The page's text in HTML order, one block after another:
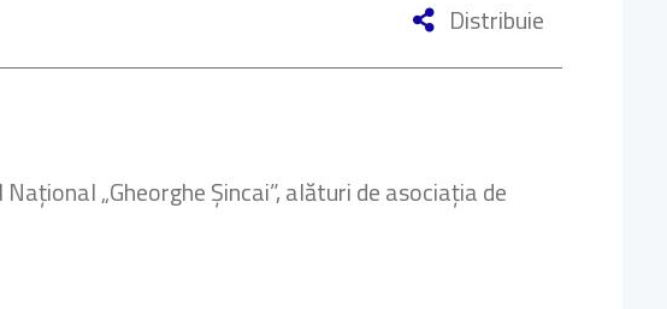
Distribuie
„Gheorghe Șincai”, alături de asociația de